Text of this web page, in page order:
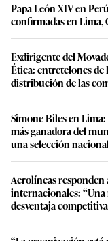
Papa León XIV en
confirmadas en Lima,
Exdirigente del
Ética: entretelones de
distribución de las
Simone Biles en Lima:
más ganadora del
una selección nacional
Aerolíneas responden
internacionales:
desventaja